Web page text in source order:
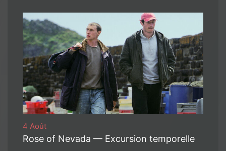
4 Août
Rose of Nevada — Excursion temporelle